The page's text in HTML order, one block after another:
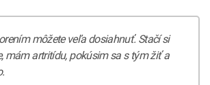
môžete veľa dosiahnuť. Stačí si
mám artritídu, pokúsim sa s tým žiť a